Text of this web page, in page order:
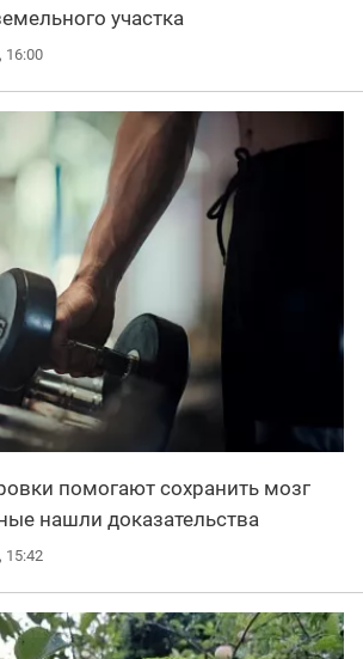
участка
16:00
помогают сохранить мозг
нашли доказательства
15:42